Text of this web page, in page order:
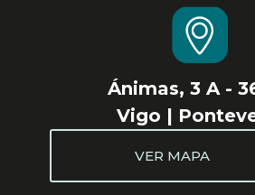
Ánimas, 3 A -
Vigo |
VER MAPA